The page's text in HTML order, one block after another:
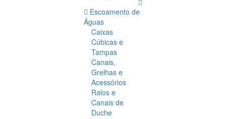
Escoamento de
Águas
Caixas
Cúbicas e
Tampas
Canais,
Grelhas e
Acessórios
Ralos e
Canais de
Duche